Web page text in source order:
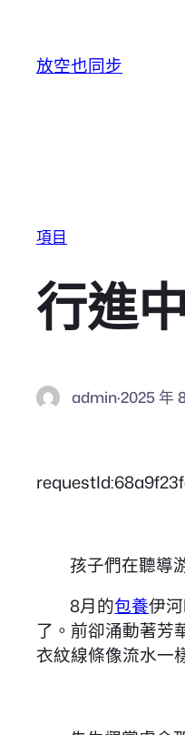
放空也同步
項目
行進
admin·2025 年
孩子們在聽導
8月的包養伊
了。前卻涌動著芳
衣紋線條像流水一